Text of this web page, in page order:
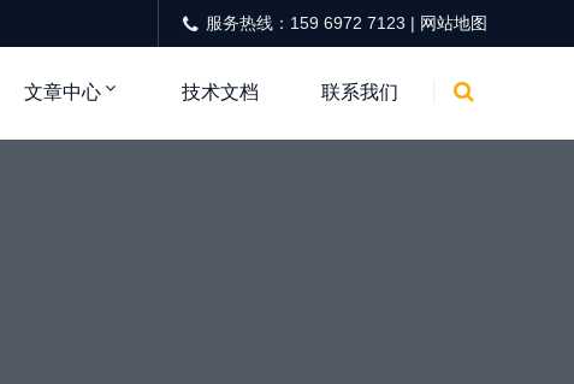
服务热线：159 6972 7123 | 网站地图
文章中心 技术文档 联系我们